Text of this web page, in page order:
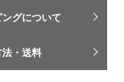
ングについて
・送料